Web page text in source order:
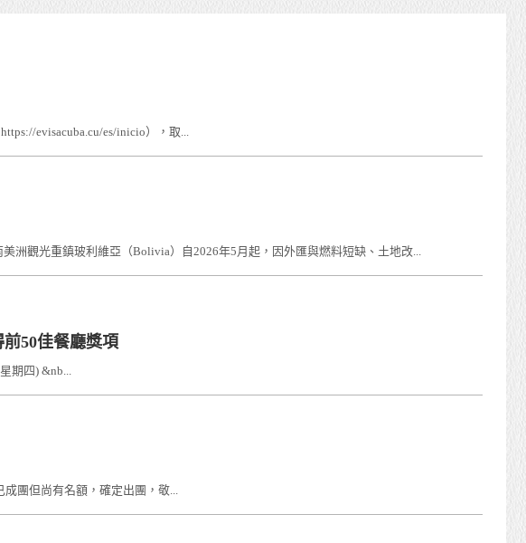
evisacuba.cu/es/inicio），取...
洲觀光重鎮玻利維亞（Bolivia）自2026年5月起，因外匯與燃料短缺、土地改...
50佳餐廳獎項
期四) &nb...
團但尚有名額，確定出團，敬...